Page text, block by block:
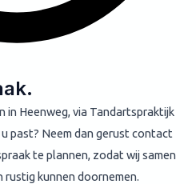
in Heenweg, via Tandartspraktijk
past? Neem dan gerust contact
te plannen, zodat wij samen
rustig kunnen doornemen.